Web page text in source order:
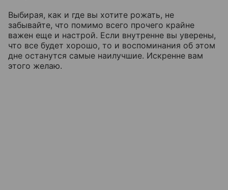
Выбирая, как и где вы хотите рожать, не
забывайте, что помимо всего прочего крайне
важен еще и настрой. Если внутренне вы уверены,
что все будет хорошо, то и воспоминания об этом
дне останутся самые наилучшие. Искренне вам
этого желаю.